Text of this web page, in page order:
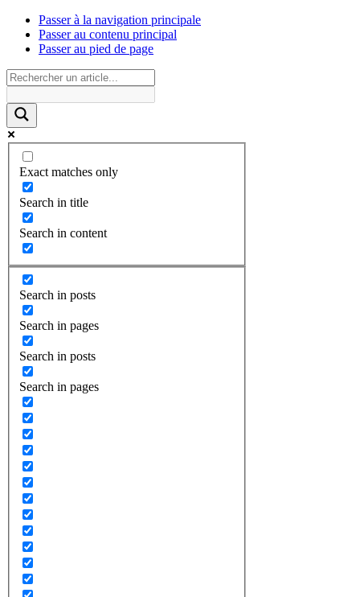
Passer à la navigation principale
Passer au contenu principal
Passer au pied de page
Exact matches only
Search in title
Search in content
Search in posts
Search in pages
Search in posts
Search in pages